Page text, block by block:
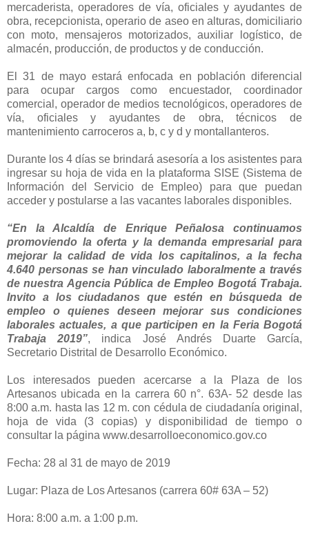
mercaderista, operadores de vía, oficiales y ayudantes de
obra, recepcionista, operario de aseo en alturas, domiciliario
con moto, mensajeros motorizados, auxiliar logístico, de
almacén, producción, de productos y de conducción.
El 31 de mayo estará enfocada en población diferencial
para ocupar cargos como encuestador, coordinador
comercial, operador de medios tecnológicos, operadores de
vía, oficiales y ayudantes de obra, técnicos de
mantenimiento carroceros a, b, c y d y montallanteros.
Durante los 4 días se brindará asesoría a los asistentes para
ingresar su hoja de vida en la plataforma SISE (Sistema de
Información del Servicio de Empleo) para que puedan
acceder y postularse a las vacantes laborales disponibles.
“En la Alcaldía de Enrique Peñalosa continuamos
promoviendo la oferta y la demanda empresarial para
mejorar la calidad de vida los capitalinos, a la fecha
4.640 personas se han vinculado laboralmente a través
de nuestra Agencia Pública de Empleo Bogotá Trabaja.
Invito a los ciudadanos que estén en búsqueda de
empleo o quienes deseen mejorar sus condiciones
laborales actuales, a que participen en la Feria Bogotá
Trabaja 2019”, indica José Andrés Duarte García,
Secretario Distrital de Desarrollo Económico.
Los interesados pueden acercarse a la Plaza de los
Artesanos ubicada en la carrera 60 n°. 63A- 52 desde las
8:00 a.m. hasta las 12 m. con cédula de ciudadanía original,
hoja de vida (3 copias) y disponibilidad de tiempo o
consultar la página www.desarrolloeconomico.gov.co
Fecha: 28 al 31 de mayo de 2019
Lugar: Plaza de Los Artesanos (carrera 60# 63A – 52)
Hora: 8:00 a.m. a 1:00 p.m.